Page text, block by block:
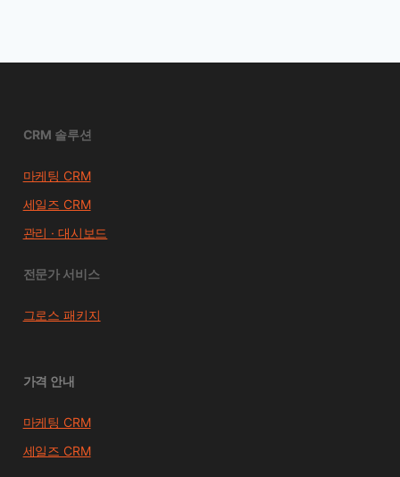
CRM 솔루션
마케팅 CRM
세일즈 CRM
관리 · 대시보드
전문가 서비스
그로스 패키지
가격 안내
마케팅 CRM
세일즈 CRM